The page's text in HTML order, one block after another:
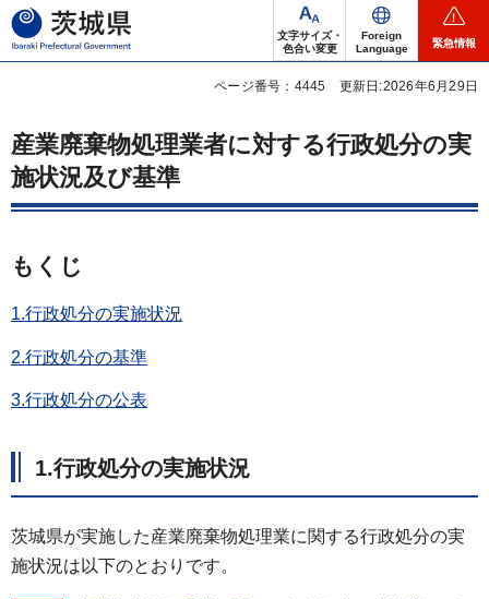
茨城県
文字サイズ・
色合い変更
Foreign
Language
緊急情報
ページ番号：4445 更新日:2026年6月29日
産業廃棄物処理業者に対する行政処分の実
施状況及び基準
もくじ
1.行政処分の実施状況
2.行政処分の基準
3.行政処分の公表
1.行政処分の実施状況
茨城県が実施した産業廃棄物処理業に関する行政処分の実
施状況は以下のとおりです。